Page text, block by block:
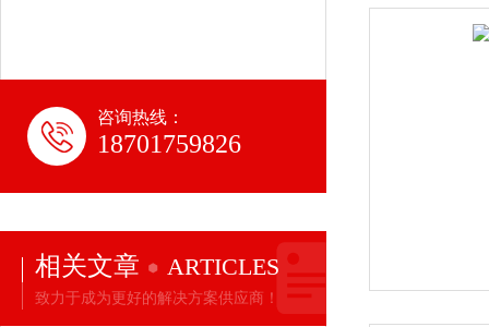
咨询热线：
18701759826
相关文章 ARTICLES
致力于成为更好的解决方案供应商！